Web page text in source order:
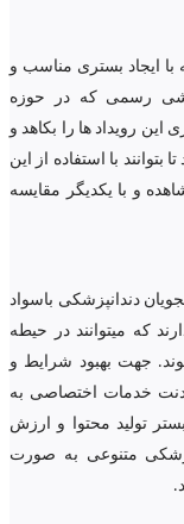
ایجاد بستری مناسب و
رسمی که در حوزه
این رویداد ها را بکاهد و
با استفاده از این
و با یکدیگر مقایسه
دندانپزشکی باسواد
که میتوانند در حیطه
جهت بهبود شرایط و
خدمات اختصاصی به
بستر تولید محتوا و ارزش
متنوعی به صورت